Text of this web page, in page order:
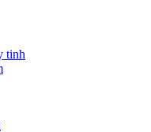
tinh